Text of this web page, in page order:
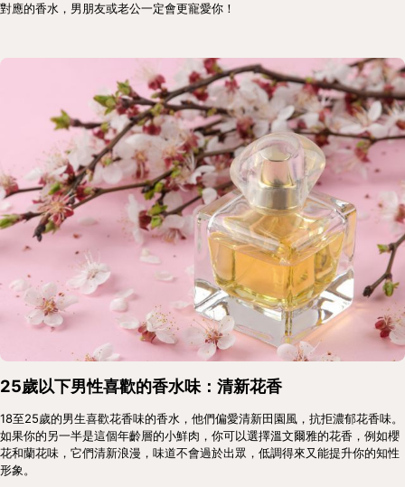
對應的香水，男朋友或老公一定會更寵愛你！
25歲以下男性喜歡的香水味：清新花香
18至25歲的男生喜歡花香味的香水，他們偏愛清新田園風，抗拒濃郁花香味。
如果你的另一半是這個年齡層的小鮮肉，你可以選擇溫文爾雅的花香，例如櫻
花和蘭花味，它們清新浪漫，味道不會過於出眾，低調得來又能提升你的知性
形象。